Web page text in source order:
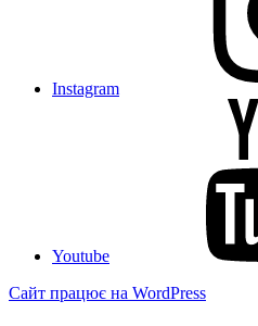
Instagram
Youtube
Сайт працює на WordPress